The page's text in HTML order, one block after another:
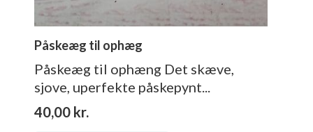
Påskeæg til ophæg
Påskeæg til ophæng Det skæve,
sjove, uperfekte påskepynt...
40,00 kr.